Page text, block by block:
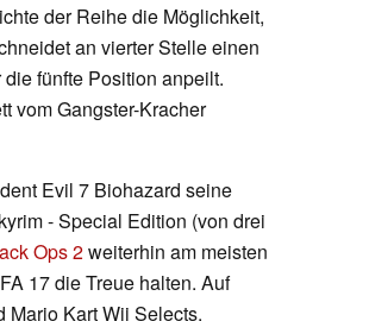
der Reihe die Möglichkeit,
an vierter Stelle einen
fünfte Position anpeilt.
vom Gangster-Kracher
Evil 7 Biohazard seine
- Special Edition (von drei
Ops 2weiterhin am meisten
17 die Treue halten. Auf
Mario Kart Wii Selects.